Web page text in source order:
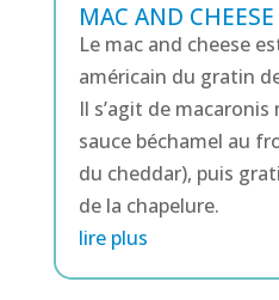
MAC AND CHEESE
Le mac and cheese
américain du gratin
Il s’agit de
sauce béchamel au
du cheddar), puis
de la chapelure.
lire plus